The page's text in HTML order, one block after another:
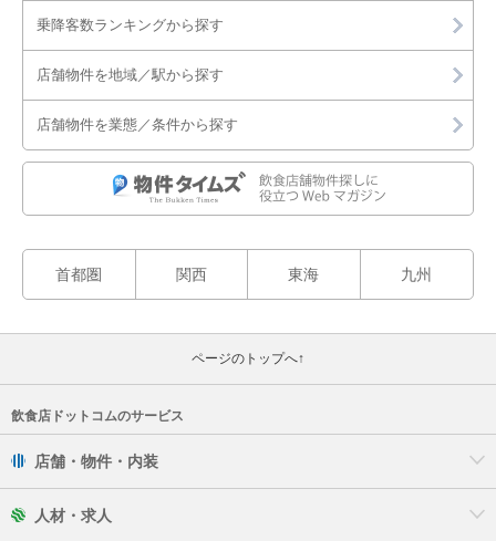
乗降客数ランキングから探す
店舗物件を地域／駅から探す
店舗物件を業態／条件から探す
首都圏 関西 東海 九州
ページのトップへ↑
飲食店ドットコムのサービス
店舗・物件・内装
人材・求人